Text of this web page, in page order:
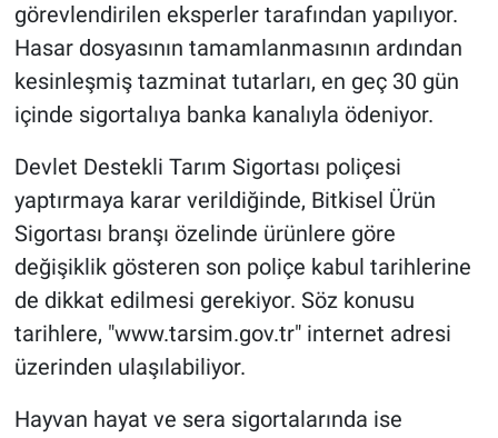
görevlendirilen eksperler tarafından yapılıyor.
Hasar dosyasının tamamlanmasının ardından
kesinleşmiş tazminat tutarları, en geç 30 gün
içinde sigortalıya banka kanalıyla ödeniyor.
Devlet Destekli Tarım Sigortası poliçesi
yaptırmaya karar verildiğinde, Bitkisel Ürün
Sigortası branşı özelinde ürünlere göre
değişiklik gösteren son poliçe kabul tarihlerine
de dikkat edilmesi gerekiyor. Söz konusu
tarihlere, "www.tarsim.gov.tr" internet adresi
üzerinden ulaşılabiliyor.
Hayvan hayat ve sera sigortalarında ise